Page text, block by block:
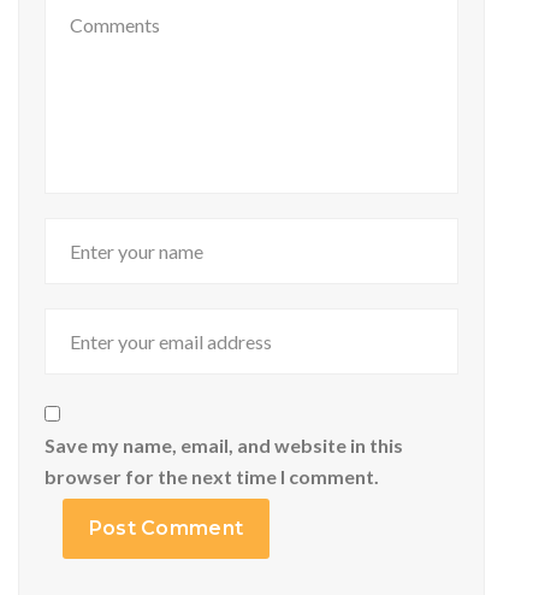
Save my name, email, and website in this
browser for the next time I comment.